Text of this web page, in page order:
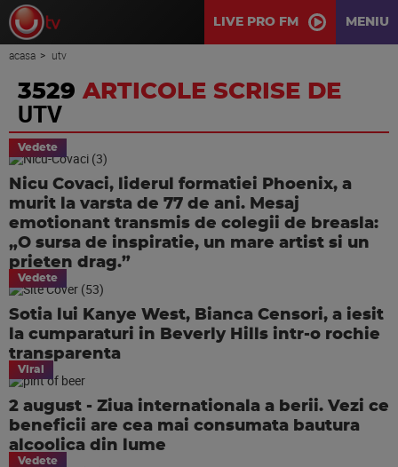
LIVE PRO FM MENIU
acasa utv
3529 ARTICOLE SCRISE DE
UTV
Vedete
Nicu Covaci, liderul formatiei Phoenix, a
murit la varsta de 77 de ani. Mesaj
emotionant transmis de colegii de breasla:
„O sursa de inspiratie, un mare artist si un
prieten drag.”
Vedete
Sotia lui Kanye West, Bianca Censori, a iesit
la cumparaturi in Beverly Hills intr-o rochie
transparenta
Viral
2 august - Ziua internationala a berii. Vezi ce
beneficii are cea mai consumata bautura
alcoolica din lume
Vedete